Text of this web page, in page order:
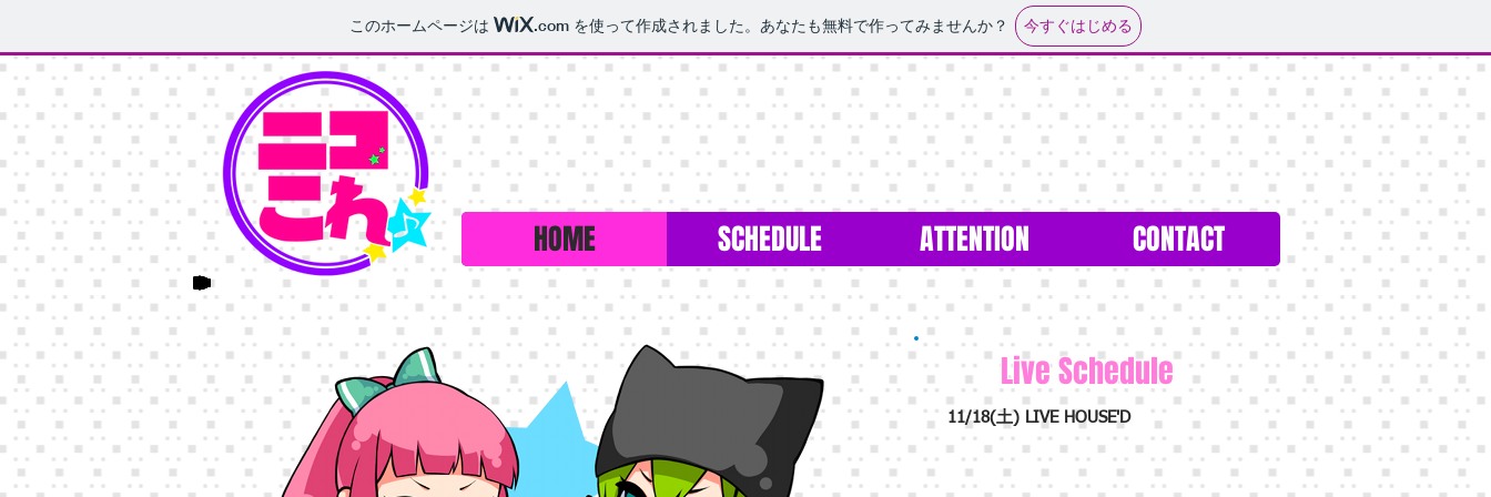
このホームページは .com を使って作成されました。あなたも無料で作ってみませんか？ 今すぐはじめる
HOME SCHEDULE ATTENTION CONTACT
Live Schedule
11/18(土) LIVE HOUSE'D